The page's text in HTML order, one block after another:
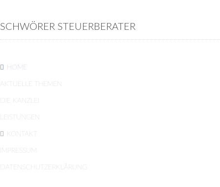
SCHWÖRER STEUERBERATER
HOME
AKTUELLE THEMEN
DIE KANZLEI
IMPRESSUM
DATENSCHUTZERKLÄRUNG